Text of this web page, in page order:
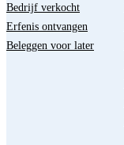
Bedrijf verkocht
Erfenis ontvangen
Beleggen voor later